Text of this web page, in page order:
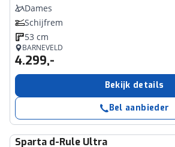
Dames
Schijfrem
53 cm
BARNEVELD
4.299,-
Bekijk details
Bel aanbieder
Sparta d-Rule Ultra